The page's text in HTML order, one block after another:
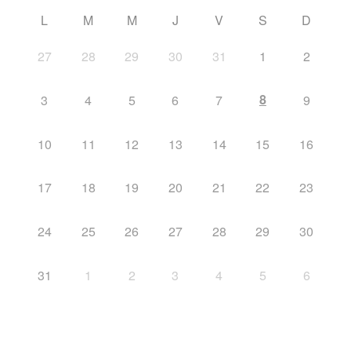
L M M J V S
D
27
28 29 30 31 1 2
3 4 5 6 7 8 9
10 11 12 13 14 15 16
17 18 19 20 21 22 23
24 25 26 27 28 29 30
31 1 2 3 4 5 6